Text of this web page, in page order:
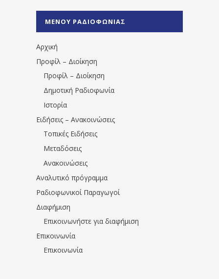
1531194763766854/" artist="" ]
ΜΕΝΟΥ ΡΑΔΙΟΦΩΝΙΑΣ
Αρχική
Προφίλ – Διοίκηση
Προφίλ – Διοίκηση
Δημοτική Ραδιοφωνία
Ιστορία
Ειδήσεις – Ανακοινώσεις
Τοπικές Ειδήσεις
Μεταδόσεις
Ανακοινώσεις
Αναλυτικό πρόγραμμα
Ραδιοφωνικοί Παραγωγοί
Διαφήμιση
Επικοινωνήστε για διαφήμιση
Επικοινωνία
Επικοινωνία